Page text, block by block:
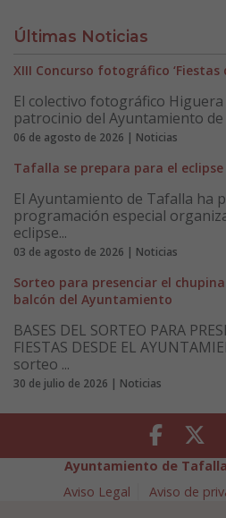
Últimas Noticias
XIII Concurso fotográfico ‘Fiestas
El colectivo fotográfico
patrocinio del Ayuntamiento de
06 de agosto de 2026 | Noticias
Tafalla se prepara para el
El Ayuntamiento de Tafalla ha
programación especial
eclipse...
03 de agosto de 2026 | Noticias
Sorteo para presenciar el
balcón del Ayuntamiento
BASES DEL SORTEO PARA
FIESTAS DESDE EL
sorteo ...
30 de julio de 2026 | Noticias
Facebook
Ayuntamiento de
Aviso Legal
Aviso de